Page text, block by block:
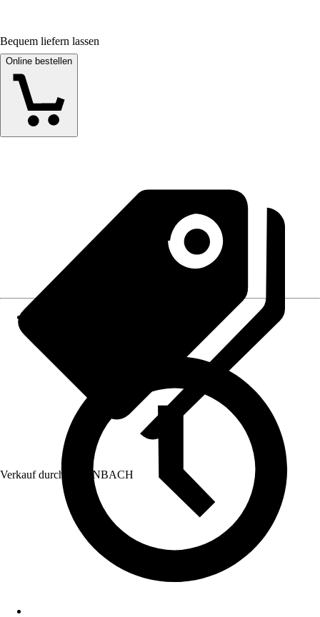
Bequem liefern lassen
Online bestellen
Verkauf durch: HORNBACH